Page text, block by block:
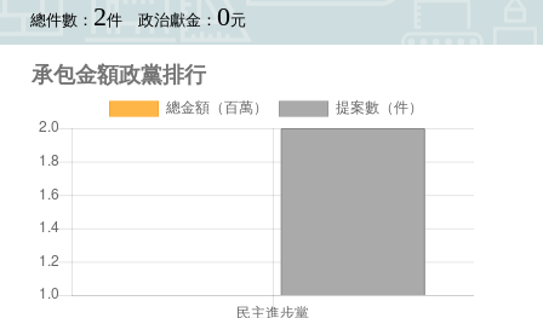
總件數： 2件 政治獻金： 0元
承包金額政黨排行